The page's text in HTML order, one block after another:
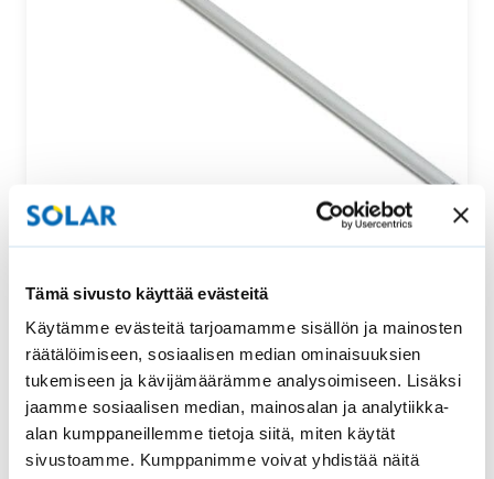
Tämä sivusto käyttää evästeitä
Käytämme evästeitä tarjoamamme sisällön ja mainosten
räätälöimiseen, sosiaalisen median ominaisuuksien
tukemiseen ja kävijämäärämme analysoimiseen. Lisäksi
jaamme sosiaalisen median, mainosalan ja analytiikka-
alan kumppaneillemme tietoja siitä, miten käytät
sivustoamme. Kumppanimme voivat yhdistää näitä
Säätötanko ylhäältä ja alhaalta säädettävään
vekkikaihtimeen
Tämä säätötanko sopii uralliseen ylhäältä ja alhaalta
säädettävään vekkikaihtimeen. Säätötangon pituus…
52,00€ Osta